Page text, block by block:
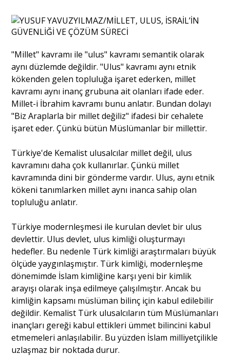
Yazarlar
Dosya Haber
Ankara Analiz
"Millet" kavramı ile "ulus" kavramı semantik olarak
aynı düzlemde değildir. "Ulus" kavramı aynı etnik
kökenden gelen topluluğa işaret ederken, millet
kavramı aynı inanç grubuna ait olanları ifade eder.
Millet-i İbrahim kavramı bunu anlatır. Bundan dolayı
"Biz Araplarla bir millet değiliz" ifadesi bir cehalete
işaret eder. Çünkü bütün Müslümanlar bir millettir.
Türkiye'de Kemalist ulusalcılar millet değil, ulus
kavramını daha çok kullanırlar. Çünkü millet
kavramında dini bir gönderme vardır. Ulus, aynı etnik
kökeni tanımlarken millet aynı inanca sahip olan
topluluğu anlatır.
Türkiye modernleşmesi ile kurulan devlet bir ulus
devlettir. Ulus devlet, ulus kimliği oluşturmayı
hedefler. Bu nedenle Türk kimliği araştırmaları büyük
ölçüde yaygınlaşmıştır. Türk kimliği, modernleşme
dönemimde İslam kimliğine karşı yeni bir kimlik
arayışı olarak inşa edilmeye çalışılmıştır. Ancak bu
kimliğin kapsamı müslüman bilinç için kabul edilebilir
değildir. Kemalist Türk ulusalcıların tüm Müslümanları
inançları gereği kabul ettikleri ümmet bilincini kabul
etmemeleri anlaşılabilir. Bu yüzden İslam milliyetçilikle
uzlaşmaz bir noktada durur.